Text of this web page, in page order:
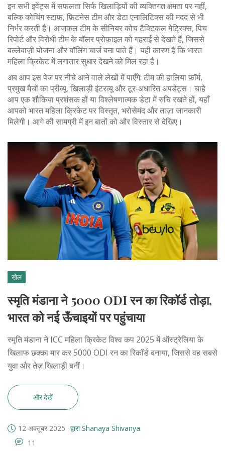
इन सभी इवेंट्स में सफलता सिर्फ खिलाड़ियों की व्यक्तिगत क्षमता पर नहीं,
बल्कि कोचिंग स्टाफ, फ़िटनेस टीम और डेटा एनालिटिक्स की मदद से भी
निर्भर करती है। आजकल टीम के सीनियर कोच टैक्टिकल मेट्रिक्स, पिच
रिपोर्ट और विरोधी टीम के बॉलर प्रोफ़ाइल को गहराई से देखते हैं, जिससे
बल्लेबाज़ी योजना और बॉलिंग चार्ज बना पाते हैं। यही कारण है कि भारत
महिला क्रिकेट में लगातार सुधार देखने को मिल रहा है।
अब आप इस पेज पर नीचे आने वाले लेखों में पाएँगे: टीम की हालिया फ़ॉर्म,
प्रमुख मैचों का प्रीव्यू, खिलाड़ी इंटरव्यू और टूर‑अधारित अपडेट्स। चाहे
आप एक शौकिया प्रशंसक हों या विश्लेषणात्मक डेटा में रुचि रखते हों, यहाँ
आपको भारत महिला क्रिकेट पर विस्तृत, भरोसेमंद और ताज़ा जानकारी
मिलेगी। आगे की सामग्री में इन बातों को और विस्तार से देखिए।
खेल
स्मृति मंडाना ने 5000 ODI रन का रिकॉर्ड तोड़ा,
भारत को नई ऊँचाइयों पर पहुंचाया
स्मृति मंडाना ने ICC महिला क्रिकेट विश्व कप 2025 में ऑस्ट्रेलिया के
खिलाफ छक्का मार कर 5000 ODI रन का रिकॉर्ड बनाया, जिससे वह सबसे
युवा और तेज़ खिलाड़ी बनीं।
और देखें
12 अक्तूबर 2025 द्वारा Shanaya Shivanya
11